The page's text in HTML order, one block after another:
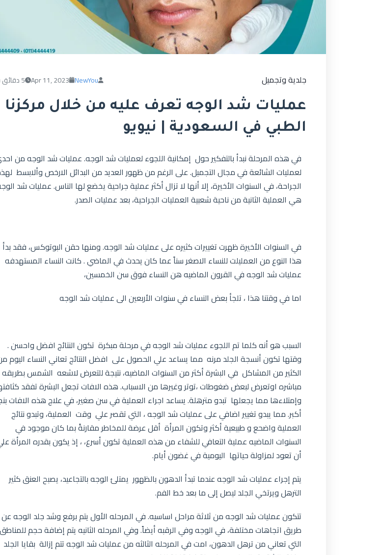
جلدية وتجميل NewYou
Apr 11, 2023 5 دقائق قراءة
عمليات شد الوجه تعرف عليه من خلال مركزنا
الطبي في السعودية | نيويو
في هذه المرحلة نبدأ بالتفكير حول إمكانية اللجوء لعمليات شد الوجه. عمليات شد الوجه من
لعمليات الشائعة في مجال التجميل. على الرغم من ظهور العديد من البدائل الارخص وألابسط
الجراحة، في السنوات الأخيرة، إلا أنها لا تزال أكثر عملية جراحية يخضع لها الناس. عمليات شد
هي العملية الثانية من ناحية شعبية العمليات الجراحية، بعد عمليات الصدر.
في السنوات الأخيرة ظهرت تغييرات كثيره على عمليات شد الوجه. ومنها حقن البوتوكس، فقد بدأ
هذا النوع من العمليلت للنساء الاصغر سناً عما كان يحدث في الماضي . كانت النساء المستهدفه
عمليات شد الوجه في القرون الماضيه هن النساء فوق سن الخمسين،
اما في وقتنا هذا ، تلجأ بعض النساء في سنوات الأربعين الى عمليات شد الوجه
السبب هو أنه كلما تم اللجوء عمليات شد الوجه في مرحلة مبكرة تكون النتائج افضل واحسن .
وقتها تكون أنسجة الجلد مرنه مما يساعد علي الحصول على افضل النتائج تعاني النساء اليوم
الكثير من المشاكل في البشرة أكثر من السنوات الماضيه، نتيجة للتعرض لاشعه الشمس بطريقه
مباشره اوتعرض لبعض ضغوطات ،توتر وغيرها من الاسباب. هذه الافات تجعل البشرة تفقد
وإمتلاءها مما يجعلها تبدو مترهلة. يساعد اجراء العملية في سن صغير، في علاج هذه الافات
أكبر. مما يبدو تغيير اضافي على عمليات شد الوجه ، التي تقصر علي وقت العملية، وتبدو نتائج
العملية واضحع و طبيعية أكثر وتكون المرأة أقل عرضة للمخاطر مقارنةً بما كان موجود في
السنوات الماضيه عملية التعافي للشفاء من هذه العملية تكون أسرع، ، إذ يكون بقدره المرأة
أن تعود لمزاولة حياتها اليومية في غضون أيام.
يتم إجراء عمليات شد الوجه عندما تبدأ الدهون بالظهور يمتلئ الوجه بالتجاعيد، يصبح العنق كثير
الترهل ويرتخي الجلد ليصل إلى ما بعد خط الفم.
تتكون عمليات شد الوجه من ثلاثة مراحل اساسيه. في المرحله الأول يتم برفع وشد جلد الوجه عن
طريق اتجاهات مختلفة، في الوجه وفي الرقبه أيضاً. وفي المرحله الثانيه يتم إضافة حجم للمناطق
التي تعاني من ترهل الدهون، امت في المرحله الثالثه من عمليات شد الوجه تتم إزالة بقايا الجلد